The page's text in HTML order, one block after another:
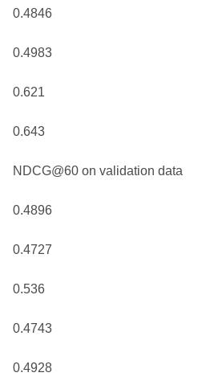
0.4846
0.4983
0.621
0.643
NDCG@60 on validation data
0.4896
0.4727
0.536
0.4743
0.4928